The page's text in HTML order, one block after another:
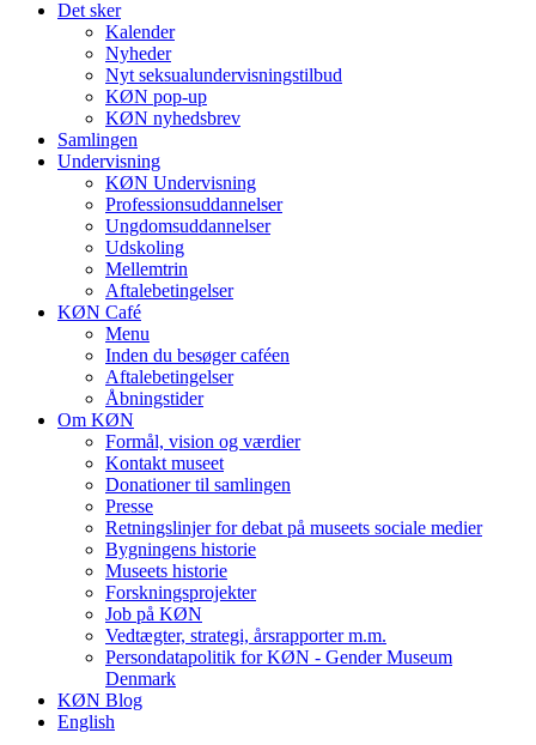
Det sker
Kalender
Nyheder
Nyt seksualundervisningstilbud
KØN pop-up
KØN nyhedsbrev
Samlingen
Undervisning
KØN Undervisning
Professionsuddannelser
Ungdomsuddannelser
Udskoling
Mellemtrin
Aftalebetingelser
KØN Café
Menu
Inden du besøger caféen
Aftalebetingelser
Åbningstider
Om KØN
Formål, vision og værdier
Kontakt museet
Donationer til samlingen
Presse
Retningslinjer for debat på museets sociale medier
Bygningens historie
Museets historie
Forskningsprojekter
Job på KØN
Vedtægter, strategi, årsrapporter m.m.
Persondatapolitik for KØN - Gender Museum
Denmark
KØN Blog
English